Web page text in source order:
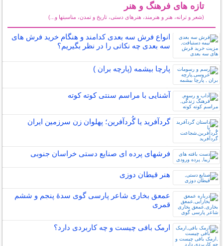
تازه های فرهنگ و هنر
(شعر و ترانه، هنر و هنرمند، هنرهای دستی، تاریخ و تمدن، مناسبتها و...)
انواع فرش سه بعدی کدامند و هنگام خرید فرش های
سه بعدی چه نکاتی را در نظر بگیریم؟
پارچا بیشمه (پارچه بران )
آشنایی با مراسم سنتی کوته کوته
گردآفرید یا گُردآفرین؛ پهلوان زن سرزمین ایران
فرشهای پرده ای صنایع دستی خراسان جنوبی
هنر قیطان دوزی
عمعق بخاری شاعر پارسی گوی سدهٔ پنجم و ششم
قمری
ارمک بافی چیست و چه کاربردی دارد؟